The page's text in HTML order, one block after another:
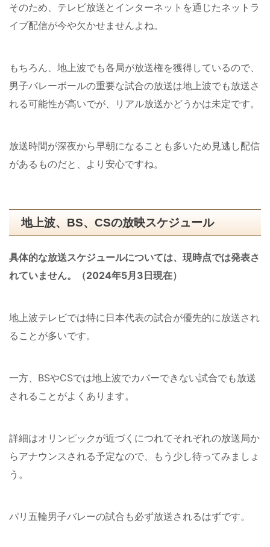
そのため、テレビ放送とインターネットを通じたネットラ
イブ配信が今や欠かせませんよね。
もちろん、地上波でも各局が放送権を獲得しているので、
男子バレーボールの重要な試合の放送は地上波でも放送さ
れる可能性が高いでが、リアル放送かどうかは未定です。
放送時間が深夜から早朝になることも多いため見逃し配信
があるものだと、より安心ですね。
地上波、BS、CSの放映スケジュール
具体的な放送スケジュールについては、現時点では発表さ
れていません。（2024年5月3日現在）
地上波テレビでは特に日本代表の試合が優先的に放送され
ることが多いです。
一方、BSやCSでは地上波でカバーできない試合でも放送
されることがよくあります。
詳細はオリンピックが近づくにつれてそれぞれの放送局か
らアナウンスされる予定なので、もう少し待ってみましょ
う。
パリ五輪男子バレーの試合も必ず放送されるはずです。